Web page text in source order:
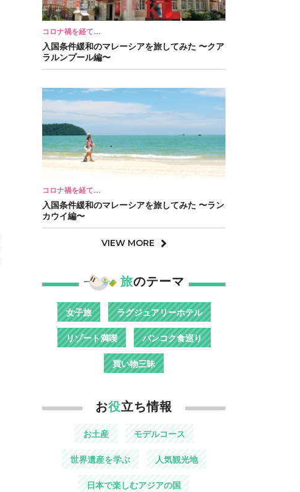
コロナ禍を経て…
入国条件緩和のマレーシアを旅してみた 〜クア
ラルンプール編〜
コロナ禍を経て…
入国条件緩和のマレーシアを旅してみた 〜ラン
カウイ編〜
VIEW MORE
旅のテーマ
女子旅 ラグジュアリーホテル
リゾート満喫 バンコク食巡り
買い物三昧
お役立ち情報
お土産 モデルコース
世界遺産を学ぶ 人気観光地
日本で楽しむアジアの国